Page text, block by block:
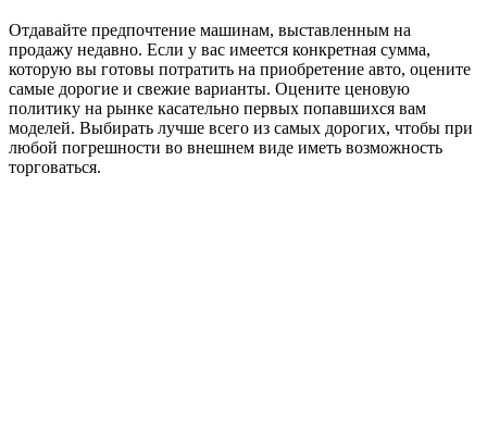
Отдавайте предпочтение машинам, выставленным на
продажу недавно. Если у вас имеется конкретная сумма,
которую вы готовы потратить на приобретение авто, оцените
самые дорогие и свежие варианты. Оцените ценовую
политику на рынке касательно первых попавшихся вам
моделей. Выбирать лучше всего из самых дорогих, чтобы при
любой погрешности во внешнем виде иметь возможность
торговаться.